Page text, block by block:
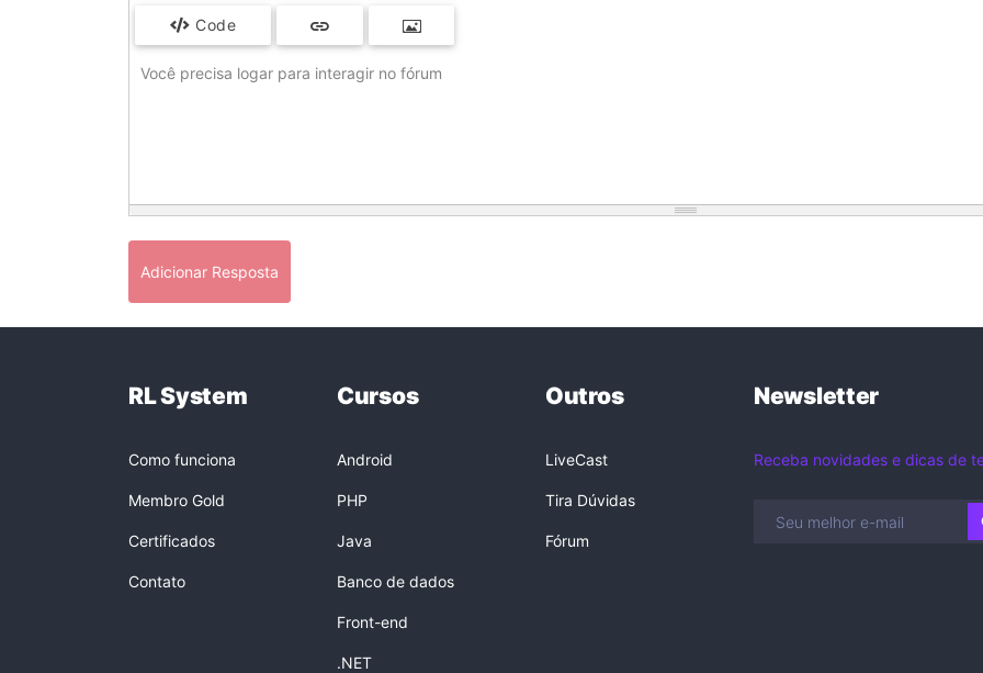
Code
Você precisa logar para interagir no fórum
Adicionar Resposta
RL System
Como funciona
Membro Gold
Certificados
Contato
Cursos
Android
PHP
Java
Banco de dados
Front-end
.NET
Outros
LiveCast
Tira Dúvidas
Fórum
Newsletter
Receba novidades e dicas de